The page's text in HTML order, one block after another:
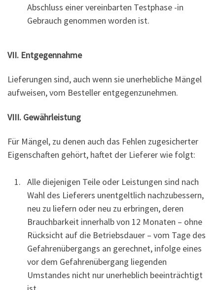
Abschluss einer vereinbarten Testphase -in
Gebrauch genommen worden ist.
VII. Entgegennahme
Lieferungen sind, auch wenn sie unerhebliche Mängel
aufweisen, vom Besteller entgegenzunehmen.
VIII. Gewährleistung
Für Mängel, zu denen auch das Fehlen zugesicherter
Eigenschaften gehört, haftet der Lieferer wie folgt:
Alle diejenigen Teile oder Leistungen sind nach
Wahl des Lieferers unentgeltlich nachzubessern,
neu zu liefern oder neu zu erbringen, deren
Brauchbarkeit innerhalb von 12 Monaten – ohne
Rücksicht auf die Betriebsdauer – vom Tage des
Gefahrenübergangs an gerechnet, infolge eines
vor dem Gefahrenübergang liegenden
Umstandes nicht nur unerheblich beeinträchtigt